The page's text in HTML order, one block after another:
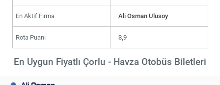
En Aktif Firma Ali Osman Ulusoy
Rota Puanı 3,9
En Uygun Fiyatlı Çorlu - Havza Otobüs Biletleri